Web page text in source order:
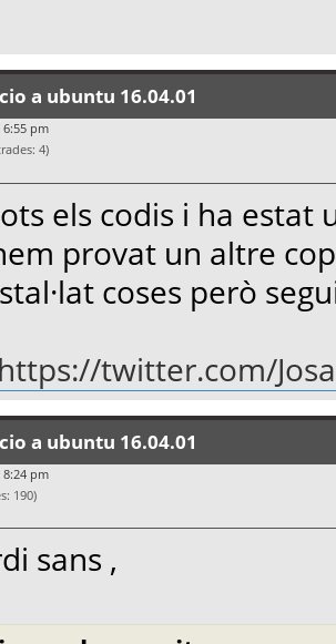
a ubuntu 16.04.01
6:55 pm
4)
els codis i ha
provat un altre
coses però
https://twitter.com/
a ubuntu 16.04.01
8:24 pm
190)
sans ,